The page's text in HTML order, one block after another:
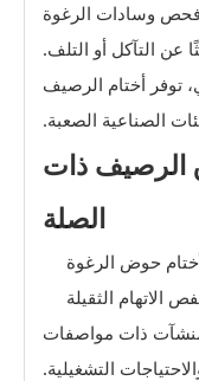
فحص وسادات الرغوة
عن التآكل أو التلف.
توفر أختام الرصيف
الصناعية الصعبة.
الرصيف ذات
الصلة
حوض الرغوة
الاتهام الثقيلة
ذات مواصفات
التشغيلية.